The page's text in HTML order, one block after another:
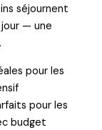
séjournent
— une
pour les
pour les
budget